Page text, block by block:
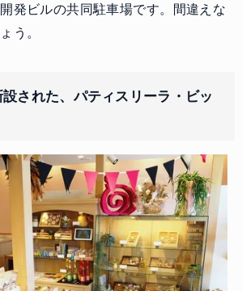
発ビルの共同駐車場です。間違えな
う。
された、パティスリーラ・ビッ